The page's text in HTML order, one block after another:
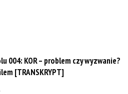
004: KOR – problem czy wyzwanie?
[TRANSKRYPT]